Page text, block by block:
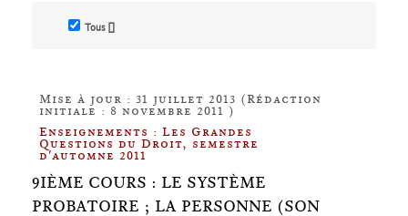
Tous []
Mise à jour : 31 juillet 2013 (Rédaction
initiale : 8 novembre 2011 )
Enseignements : Les Grandes
Questions du Droit, semestre
d'automne 2011
9IÈME COURS : LE SYSTÈME
PROBATOIRE ; LA PERSONNE (SON